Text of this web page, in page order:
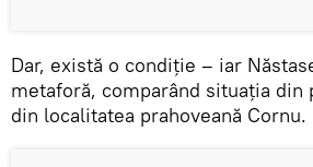
Dar, există o condiție – iar
metaforă, comparând situația
din localitatea prahoveană Cornu.